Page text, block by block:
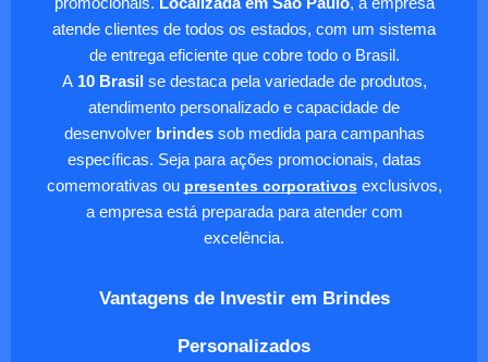
atende clientes de todos os estados, com um sistema
de entrega eficiente que cobre todo o Brasil.
A10 Brasilse destaca pela variedade de produtos,
atendimento personalizado e capacidade de
desenvolver brindessob medida para campanhas
específicas. Seja para ações promocionais, datas
comemorativas ou presentes corporativosexclusivos,
a empresa está preparada para atender com
excelência.
Vantagens de Investir em Brindes
Personalizados